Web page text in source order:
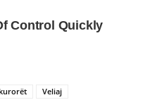
Veliaj